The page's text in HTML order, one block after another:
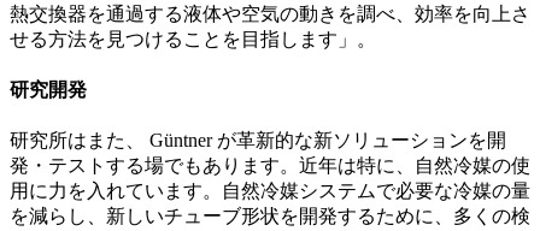
熱交換器を通過する液体や空気の動きを調べ、効率を向上さ
せる方法を見つけることを目指します」。
研究開発
研究所はまた、 Güntner が革新的な新ソリューションを開
発・テストする場でもあります。近年は特に、自然冷媒の使
用に力を入れています。自然冷媒システムで必要な冷媒の量
を減らし、新しいチューブ形状を開発するために、多くの検